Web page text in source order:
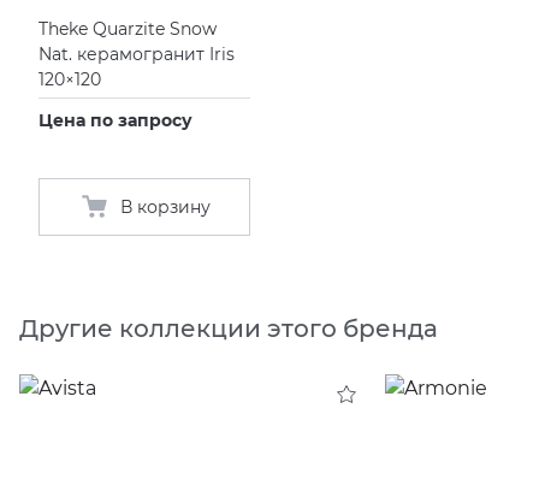
Theke Quarzite Snow
Nat. керамогранит Iris
120×120
Цена по запросу
В корзину
Другие коллекции этого бренда